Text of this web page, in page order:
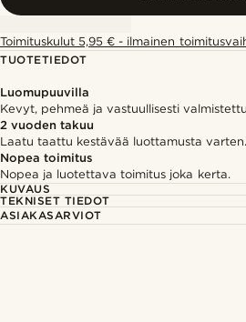
Toimituskulut 5,95 € - ilmainen
TUOTETIEDOT
Luomupuuvilla
Kevyt, pehmeä ja vastuullisesti valmistettu
2 vuoden takuu
Laatu taattu kestävää luottamusta varten.
Nopea toimitus
Nopea ja luotettava toimitus joka kerta.
KUVAUS
TEKNISET TIEDOT
ASIAKASARVIOT